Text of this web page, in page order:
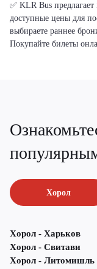
✅ KLR Bus
доступные цены для
выбираете раннее
Покупайте билеты
Хорол
Хорол - Харьков
Хорол - Свитави
Хорол - Литомишль